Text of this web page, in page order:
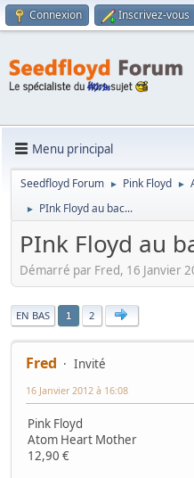
Connexion Inscrivez-vous
Menu principal
Seedfloyd Forum ► Pink Floyd ►
► PInk Floyd au bac...
PInk Floyd au
Démarré par Fred, 16 Janvier
|
EN BAS 1 2
Fred Invité
16 Janvier 2012 à 16:08
Pink Floyd
Atom Heart Mother
12,90 €